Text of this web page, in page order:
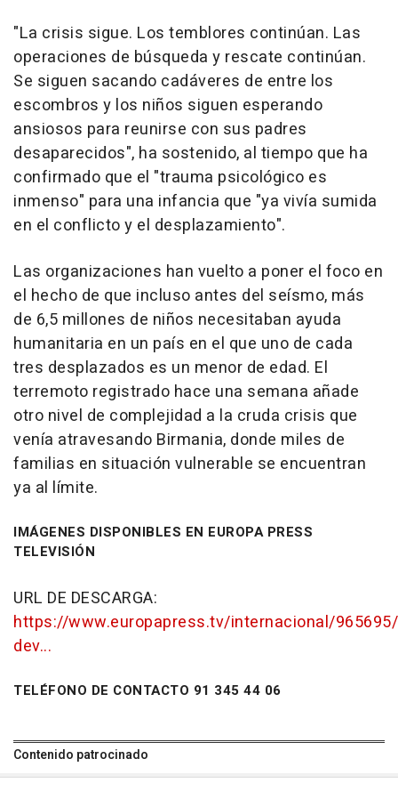
"La crisis sigue. Los temblores continúan. Las
operaciones de búsqueda y rescate continúan.
Se siguen sacando cadáveres de entre los
escombros y los niños siguen esperando
ansiosos para reunirse con sus padres
desaparecidos", ha sostenido, al tiempo que ha
confirmado que el "trauma psicológico es
inmenso" para una infancia que "ya vivía sumida
en el conflicto y el desplazamiento".
Las organizaciones han vuelto a poner el foco en
el hecho de que incluso antes del seísmo, más
de 6,5 millones de niños necesitaban ayuda
humanitaria en un país en el que uno de cada
tres desplazados es un menor de edad. El
terremoto registrado hace una semana añade
otro nivel de complejidad a la cruda crisis que
venía atravesando Birmania, donde miles de
familias en situación vulnerable se encuentran
ya al límite.
IMÁGENES DISPONIBLES EN EUROPA PRESS
TELEVISIÓN
URL DE DESCARGA:
https://www.europapress.tv/internacional/
dev...
TELÉFONO DE CONTACTO 91 345 44 06
Contenido patrocinado